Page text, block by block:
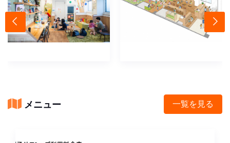
メニュー 一覧を見る